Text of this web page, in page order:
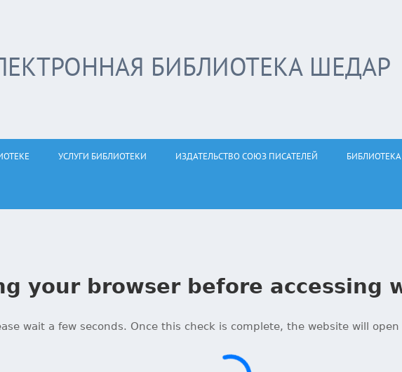
БИБЛИОТЕКА ШЕДАР
УСЛУГИ БИБЛИОТЕКИ ИЗДАТЕЛЬСТВО СОЮЗ ПИСАТЕЛЕЙ БИБЛИОТЕКА